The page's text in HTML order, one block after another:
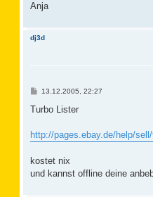
Anja
dj3d
B
i
a
g
13.12.2005, 22:27
Turbo Lister
http://pages.ebay.de/help/
kostet nix
und kannst offline deine